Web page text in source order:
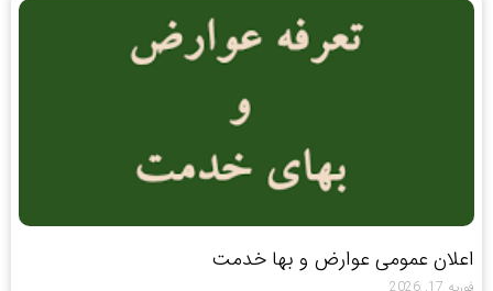
اعلان عمومی عوارض و بها خدمت